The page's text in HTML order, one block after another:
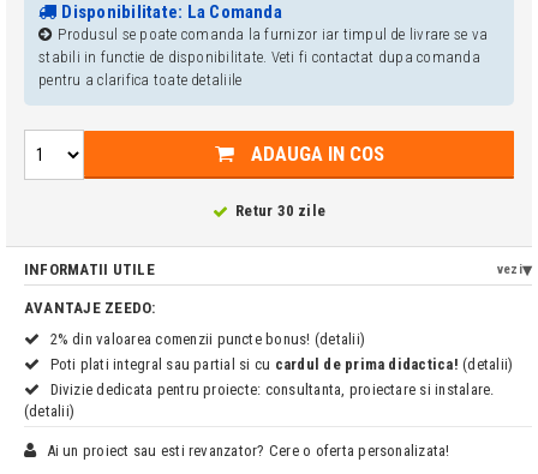
Disponibilitate: La Comanda
Produsul se poate comanda la furnizor iar timpul de livrare se va
stabili in functie de disponibilitate. Veti fi contactat dupa comanda
pentru a clarifica toate detaliile
ADAUGA IN COS
Retur 30 zile
INFORMATII UTILE vezi
AVANTAJE ZEEDO:
2% din valoarea comenzii puncte bonus! (detalii)
Poti plati integral sau partial si cu cardul de prima didactica! (detalii)
Divizie dedicata pentru proiecte: consultanta, proiectare si instalare.
(detalii)
Ai un proiect sau esti revanzator? Cere o oferta personalizata!